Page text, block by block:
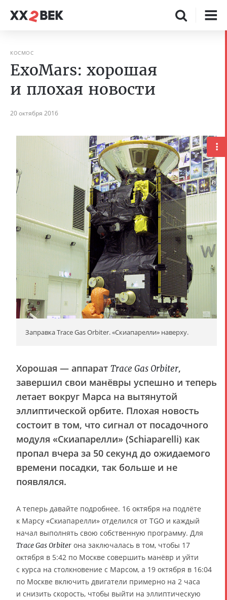
КОСМОС
ExoMars: хорошая
и плохая новости
20 октября 2016
Заправка Trace Gas Orbiter. «Скиапарелли» наверху.
Хорошая — аппарат Trace Gas Orbiter,
завершил свои манёвры успешно и теперь
летает вокруг Марса на вытянутой
эллиптической орбите. Плохая новость
состоит в том, что сигнал от посадочного
модуля «Скиапарелли» (Schiaparelli) как
пропал вчера за 50 секунд до ожидаемого
времени посадки, так больше и не
появлялся.
А теперь давайте подробнее. 16 октября на подлёте
к Марсу «Скиапарелли» отделился от TGO и каждый
начал выполнять свою собственную программу. Для
Trace Gas Orbiter она заключалась в том, чтобы 17
октября в 5:42 по Москве совершить манёвр и уйти
с курса на столкновение с Марсом, а 19 октября в 16:04
по Москве включить двигатели примерно на 2 часа
и снизить скорость, чтобы выйти на эллиптическую